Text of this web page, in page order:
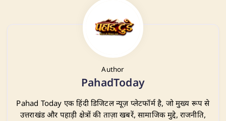
Author
PahadToday
Pahad Today एक हिंदी डिजिटल न्यूज़ प्लेटफॉर्म है, जो मुख्य रूप से
उत्तराखंड और पहाड़ी क्षेत्रों की ताज़ा खबरें, सामाजिक मुद्दे, राजनीति,